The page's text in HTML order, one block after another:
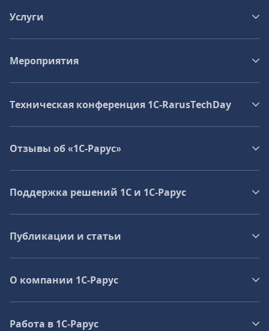
Услуги
Мероприятия
Техническая конференция 1C‑RarusTechDay
Отзывы об «1С-Рарус»
Поддержка решений 1С и 1С‑Рарус
Публикации и статьи
О компании 1C-Рарус
Работа в 1С‑Рарус